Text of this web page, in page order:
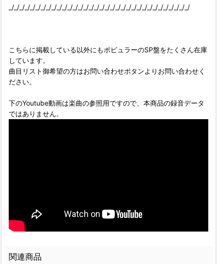
_/_/_/_/_/_/_/_/_/_/_/_/_/_/_/_/_/_/_/_/_/_/_/_/_/_/_/_/_/_/_/_/_/_/
こちらに掲載している以外にもポピュラーのSP盤をたくさん在庫
しています。
曲目リスト御希望の方はお問い合わせボタンよりお問い合わせく
ださい。
下のYoutube動画は楽曲の参照用ですので、本商品の録音データ
ではありません。
関連商品